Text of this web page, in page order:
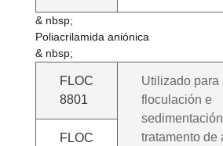
& nbsp;
Poliacrilamida aniónica
& nbsp;
FLOC
8801
Utilizado para
floculación e
tratamento de
FLOC